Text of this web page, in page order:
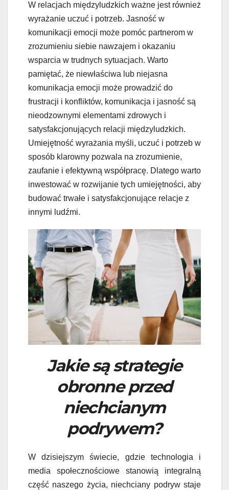
W relacjach międzyludzkich ważne jest również
wyrażanie uczuć i potrzeb. Jasność w
komunikacji emocji może pomóc partnerom w
zrozumieniu siebie nawzajem i okazaniu
wsparcia w trudnych sytuacjach. Warto
pamiętać, że niewłaściwa lub niejasna
komunikacja emocji może prowadzić do
frustracji i konfliktów, komunikacja i jasność są
nieodzownymi elementami zdrowych i
satysfakcjonujących relacji międzyludzkich.
Umiejętność wyrażania myśli, uczuć i potrzeb w
sposób klarowny pozwala na zrozumienie,
zaufanie i efektywną współpracę. Dlatego warto
inwestować w rozwijanie tych umiejętności, aby
budować trwałe i satysfakcjonujące relacje z
innymi ludźmi.
Jakie są strategie
obronne przed
niechcianym
podrywem?
W dzisiejszym świecie, gdzie technologia i
media społecznościowe stanowią integralną
część naszego życia, niechciany podryw staje